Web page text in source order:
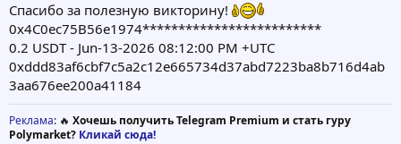
Спасибо за полезную викторину!
0x4C0ec75B56e1974*************************
0.2 USDT - Jun-13-2026 08:12:00 PM +UTC
0xddd83af6cbf7c5a2c12e665734d37abd7223ba8b716d4ab
3aa676ee200a41184
Реклама: 🔥 Хочешь получить Telegram Premium и стать гуру
Polymarket? Кликай сюда!